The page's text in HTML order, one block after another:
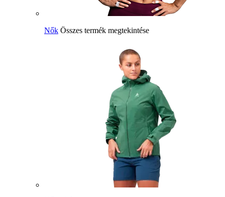
Nők Összes termék megtekintése